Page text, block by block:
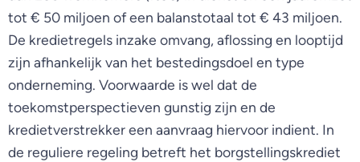
tot € 50 miljoen of een balanstotaal tot € 43 miljoen.
De kredietregels inzake omvang, aflossing en looptijd
zijn afhankelijk van het bestedingsdoel en type
onderneming. Voorwaarde is wel dat de
toekomstperspectieven gunstig zijn en de
kredietverstrekker een aanvraag hiervoor indient. In
de reguliere regeling betreft het borgstellingskrediet